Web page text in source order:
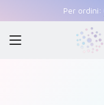
Per ordini: